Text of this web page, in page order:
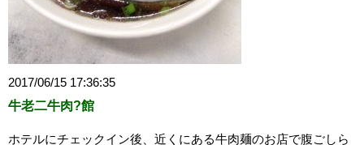
2017/06/15 17:36:35
牛老二牛肉?館
ホテルにチェックイン後、近くにある牛肉麺のお店で腹ごしら